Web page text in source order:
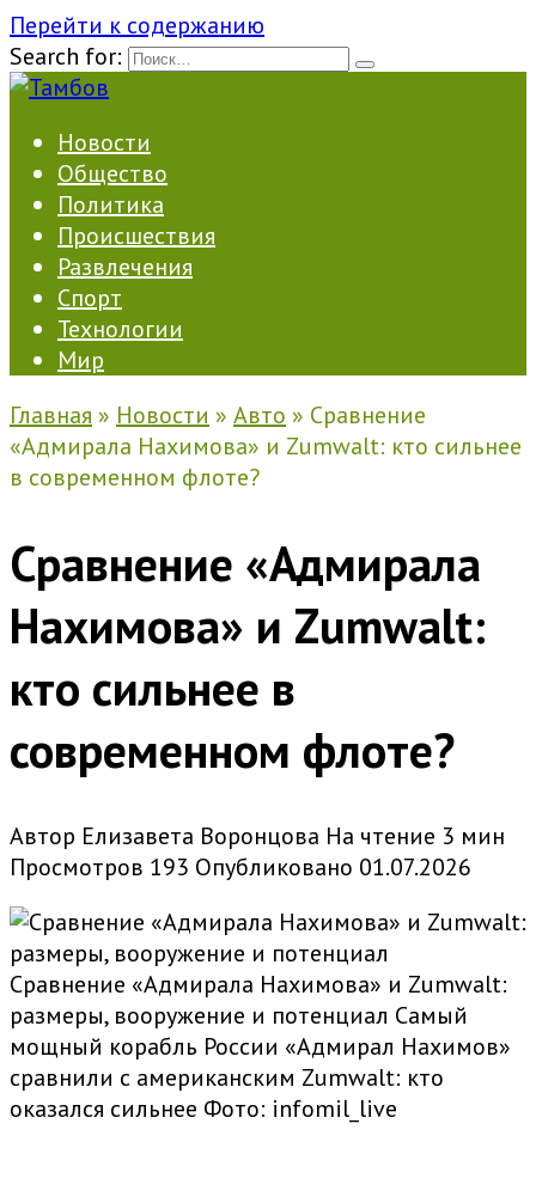
Перейти к содержанию
Search for:
Новости
Общество
Политика
Происшествия
Развлечения
Спорт
Технологии
Мир
Главная » Новости » Авто » Сравнение
«Адмирала Нахимова» и Zumwalt: кто сильнее
в современном флоте?
Сравнение «Адмирала
Нахимова» и Zumwalt:
кто сильнее в
современном флоте?
Автор Елизавета Воронцова На чтение 3 мин
Просмотров 193 Опубликовано 01.07.2026
Сравнение «Адмирала Нахимова» и Zumwalt:
размеры, вооружение и потенциал Самый
мощный корабль России «Адмирал Нахимов»
сравнили с американским Zumwalt: кто
оказался сильнее Фото: infomil_live